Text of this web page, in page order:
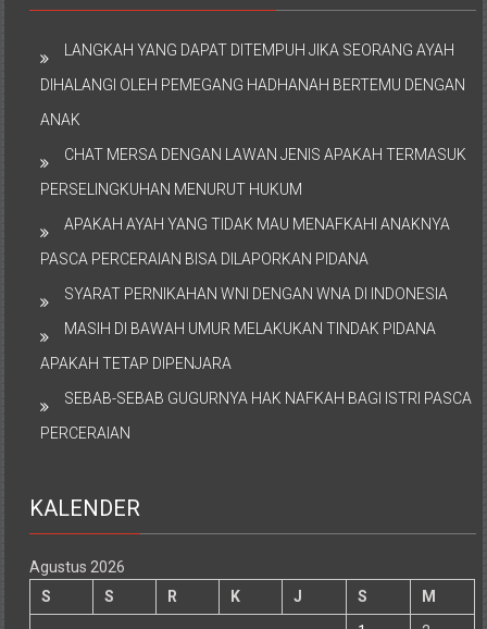
LANGKAH YANG DAPAT DITEMPUH JIKA SEORANG AYAH
DIHALANGI OLEH PEMEGANG HADHANAH BERTEMU DENGAN
ANAK
CHAT MERSA DENGAN LAWAN JENIS APAKAH TERMASUK
PERSELINGKUHAN MENURUT HUKUM
APAKAH AYAH YANG TIDAK MAU MENAFKAHI ANAKNYA
PASCA PERCERAIAN BISA DILAPORKAN PIDANA
SYARAT PERNIKAHAN WNI DENGAN WNA DI INDONESIA
MASIH DI BAWAH UMUR MELAKUKAN TINDAK PIDANA
APAKAH TETAP DIPENJARA
SEBAB-SEBAB GUGURNYA HAK NAFKAH BAGI ISTRI PASCA
PERCERAIAN
KALENDER
Agustus 2026
S
S R K J S
M